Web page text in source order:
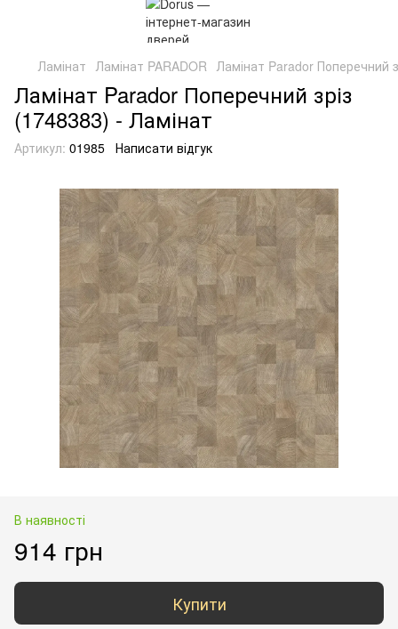
Ламінат Ламінат PARADOR Ламінат Parador Поперечний
Ламінат Parador Поперечний зріз
(1748383) - Ламінат
Артикул: 01985 Написати відгук
В наявності
914 грн
Купити